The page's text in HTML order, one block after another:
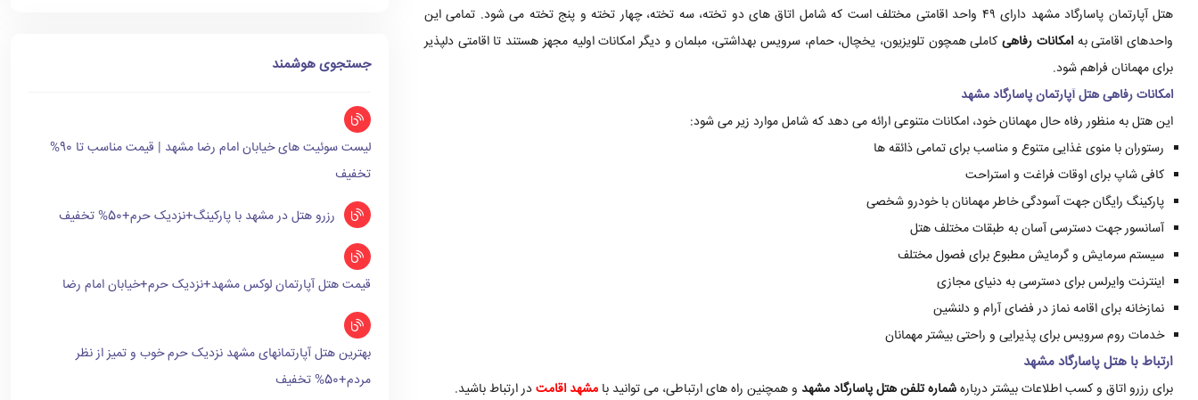
هتل آپارتمان پاسارگاد مشهد دارای ۴۹ واحد اقامتی مختلف است که شامل اتاق های دو تخته، سه تخته، چهار تخته و پنج تخته می شود. تمامی این
واحدهای اقامتی بهامکانات رفاهیکاملی همچون تلویزیون، یخچال، حمام، سرویس بهداشتی، مبلمان و دیگر امکانات اولیه مجهز هستند تا اقامتی دلپذیر
برای مهمانان فراهم شود.
امکانات رفاهی هتل آپارتمان پاسارگاد مشهد
این هتل به منظور رفاه حال مهمانان خود، امکانات متنوعی ارائه می دهد که شامل موارد زیر می شود:
رستوران با منوی غذایی متنوع و مناسب برای تمامی ذائقه ها
کافی شاپ برای اوقات فراغت و استراحت
پارکینگ رایگان جهت آسودگی خاطر مهمانان با خودرو شخصی
آسانسور جهت دسترسی آسان به طبقات مختلف هتل
سیستم سرمایش و گرمایش مطبوع برای فصول مختلف
اینترنت وایرلس برای دسترسی به دنیای مجازی
نمازخانه برای اقامه نماز در فضای آرام و دلنشین
خدمات روم سرویس برای پذیرایی و راحتی بیشتر مهمانان
ارتباط با هتل پاسارگاد مشهد
برای رزرو اتاق و کسب اطلاعات بیشتر دربارهشماره تلفن هتل پاسارگاد مشهد و همچنین راه های ارتباطی، می توانید با مشهد اقامتدر ارتباط باشید.
جستجوی هوشمند
لیست سوئیت های خیابان امام رضا مشهد | قیمت مناسب تا 90%
تخفیف
رزرو هتل در مشهد با پارکینگ+نزدیک حرم+50% تخفیف
قیمت هتل آپارتمان لوکس مشهد+نزدیک حرم+خیابان امام رضا
بهترین هتل آپارتمانهای مشهد نزدیک حرم خوب و تمیز از نظر
مردم+50% تخفیف